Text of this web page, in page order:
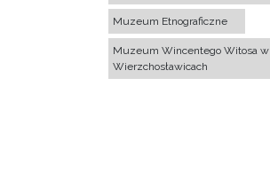
Muzeum Etnograficzne
Muzeum Wincentego Witosa w
Wierzchosławicach